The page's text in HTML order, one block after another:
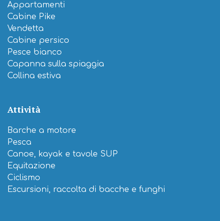
Appartamenti
Cabine Pike
Vendetta
Cabine persico
Pesce bianco
Capanna sulla spiaggia
Collina estiva
Attività
Barche a motore
Pesca
Canoe, kayak e tavole SUP
Equitazione
Ciclismo
Escursioni, raccolta di bacche e funghi